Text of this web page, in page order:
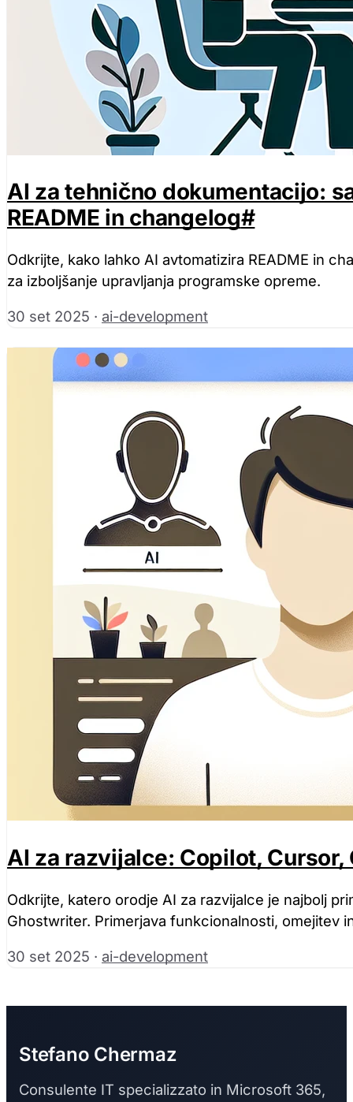
AI za tehnično dokumentacijo:
README in changelog#
Odkrijte, kako lahko AI avtomatizira README in
za izboljšanje upravljanja programske opreme.
30 set 2025 · ai-development
AI za razvijalce: Copilot,
Odkrijte, katero orodje AI za razvijalce je najbolj
Ghostwriter. Primerjava funkcionalnosti, omejitev
30 set 2025 · ai-development
Stefano Chermaz
Consulente IT specializzato in Microsoft 365,